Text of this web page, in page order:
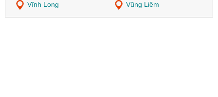
Vĩnh Long
Vũng Liêm